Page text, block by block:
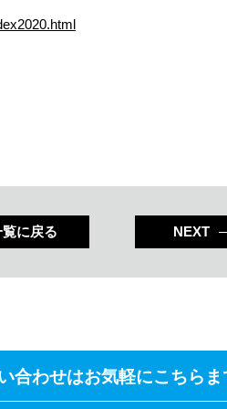
覧に戻る NEXT
合わせはお気軽にこちらま